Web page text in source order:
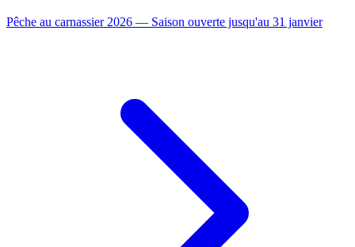
Pêche au carnassier 2026 — Saison ouverte jusqu'au 31 janvier